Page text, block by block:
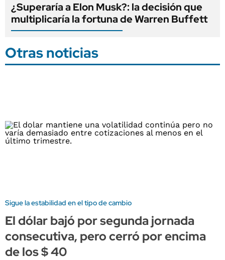
¿Superaría a Elon Musk?: la decisión que
multiplicaría la fortuna de Warren Buffett
Otras noticias
Sigue la estabilidad en el tipo de cambio
El dólar bajó por segunda jornada
consecutiva, pero cerró por encima
de los $ 40